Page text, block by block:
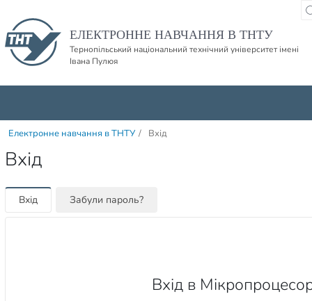
ЕЛЕКТРОННЕ НАВЧАННЯ В ТНТУ
Тернопільський національний технічний університет імені
Івана Пулюя
Електронне навчання в ТНТУ / Вхід
Вхід
Вхід Забули пароль?
Вхід в